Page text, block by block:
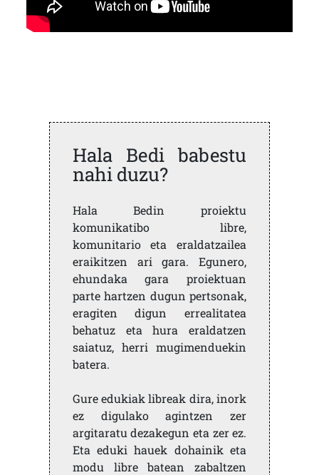
Hala Bedi babestu
nahi duzu?
Hala Bedin proiektu
komunikatibo libre,
komunitario eta eraldatzailea
eraikitzen ari gara. Egunero,
ehundaka gara proiektuan
parte hartzen dugun pertsonak,
eragiten digun errealitatea
behatuz eta hura eraldatzen
saiatuz, herri mugimenduekin
batera.
Gure edukiak libreak dira, inork
ez digulako agintzen zer
argitaratu dezakegun eta zer ez.
Eta eduki hauek dohainik eta
modu libre batean zabaltzen